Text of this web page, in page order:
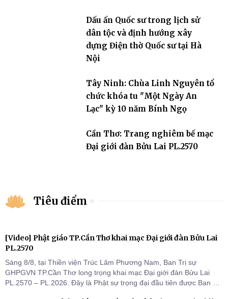
Dấu ấn Quốc sư trong lịch sử
dân tộc và định hướng xây
dựng Điện thờ Quốc sư tại Hà
Nội
Tây Ninh: Chùa Linh Nguyên tổ
chức khóa tu "Một Ngày An
Lạc" kỳ 10 năm Bính Ngọ
Cần Thơ: Trang nghiêm bế mạc
Đại giới đàn Bửu Lai PL.2570
Tiêu điểm
[Video] Phật giáo TP.Cần Thơ khai mạc Đại giới đàn Bửu Lai
PL.2570
Sáng 8/8, tại Thiền viện Trúc Lâm Phương Nam, Ban Trị sự
GHPGVN TP.Cần Thơ long trọng khai mạc Đại giới đàn Bửu Lai
PL.2570 – PL.2026. Đây là Phật sự trọng đại đầu tiên được Ban Trị